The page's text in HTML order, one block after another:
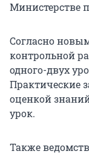
Министерстве
Согласно
контрольной
одного-двух
Практические
оценкой
урок.
Также